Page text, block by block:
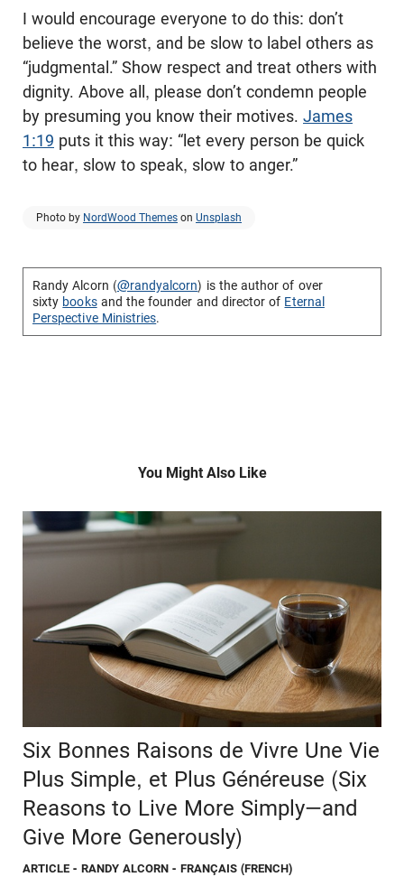
I would encourage everyone to do this: don’t
believe the worst, and be slow to label others as
“judgmental.” Show respect and treat others with
dignity. Above all, please don’t condemn people
by presuming you know their motives. James
1:19 puts it this way: “let every person be quick
to hear, slow to speak, slow to anger.”
Photo by NordWood Themes on Unsplash
Randy Alcorn (@randyalcorn) is the author of over
sixty booksand the founder and director of Eternal
Perspective Ministries.
You Might Also Like
Six Bonnes Raisons de Vivre Une Vie
Plus Simple, et Plus Généreuse (Six
Reasons to Live More Simply—and
Give More Generously)
ARTICLE - RANDY ALCORN - FRANÇAIS (FRENCH)